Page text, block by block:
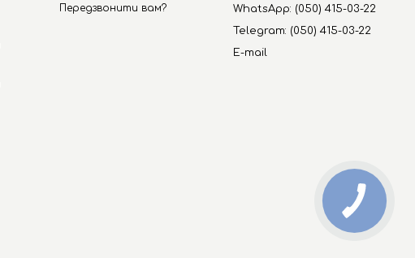
Передзвонити вам?
WhatsApp: (050) 415-03-22
Telegram: (050) 415-03-22
E-mail